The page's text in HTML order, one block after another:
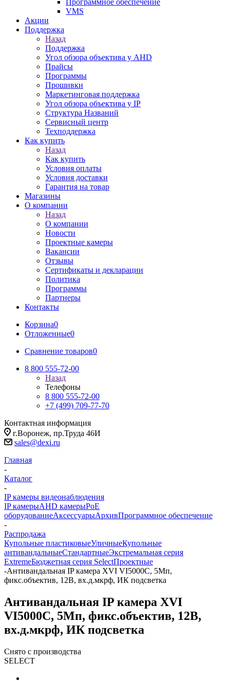
Программное обеспечение
VMS
Акции
Поддержка
Назад
Поддержка
Угол обзора объектива у AHD
Прайсы
Программы
Прошивки
Маркетинговая поддержка
Угол обзора объектива у IP
Структура Названий
Сервисный центр
Техподдержка
Как купить
Назад
Как купить
Условия оплаты
Условия доставки
Гарантия на товар
Магазины
О компании
Назад
О компании
Новости
Проектные камеры
Вакансии
Отзывы
Сертификаты и декларации
Политика
Программы
Партнеры
Контакты
Корзина0
Отложенные0
Сравнение товаров0
8 800 555-72-00
Назад
Телефоны
8 800 555-72-00
+7 (499) 709-77-70
Контактная информация
г.Воронеж, пр.Труда 46И
sales@dexi.ru
Главная
-
Каталог
-
IP камеры видеонаблюдения
IP камерыAHD камерыPoE
оборудованиеАксессуарыАрхивПрограммное обеспечение
-
Распродажа
Купольные пластиковыеУличныеКупольные
антивандальныеСтандартныеЭкстремальная серия
ExtremeБюджетная серия SelectПроектные
-Антивандальная IP камера XVI VI5000C, 5Мп,
фикс.объектив, 12В, вх.д.мкрф, ИК подсветка
Антивандальная IP камера XVI
VI5000C, 5Мп, фикс.объектив, 12В,
вх.д.мкрф, ИК подсветка
Снято с производства
SELECT